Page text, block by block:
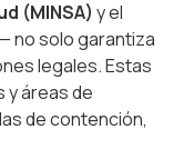
(MINSA) y el
no solo garantiza
legales. Estas
y áreas de
de contención,